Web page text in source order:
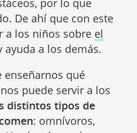
por lo que
De ahí que con este
a los niños sobre el
ayuda a los demás.
enseñarnos qué
puede servir a los
distintos tipos de
: omnívoros,